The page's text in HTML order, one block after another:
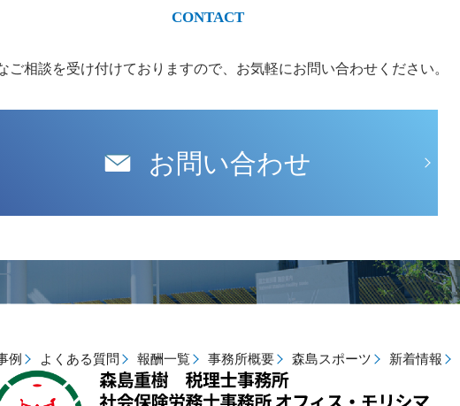
ご相談を受け付けておりますので、お気軽にお問い合わせください。
お問い合わせ
例 よくある質問 報酬一覧 事務所概要 森島スポーツ 新着情報